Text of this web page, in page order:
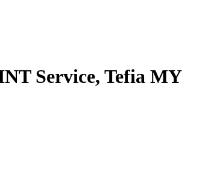
Service, Tefia MY